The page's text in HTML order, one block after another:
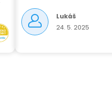
Lukáš
24. 5. 2025